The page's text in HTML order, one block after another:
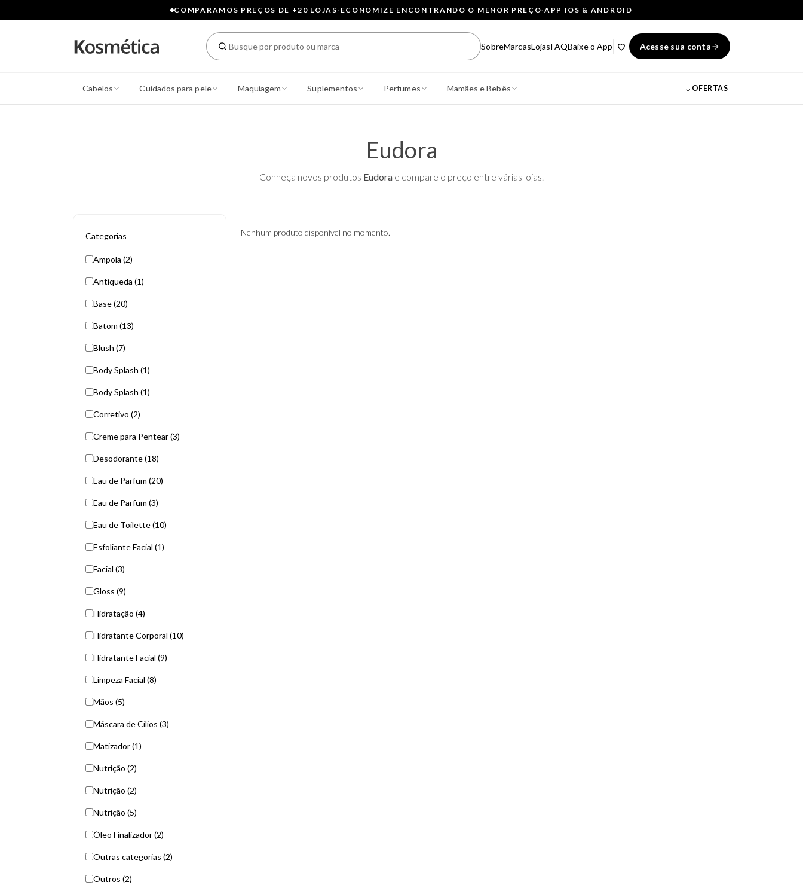
COMPARAMOS PREÇOS DE +20 LOJAS· ECONOMIZE ENCONTRANDO O MENOR PREÇO·APP IOS & ANDROID
SobreMarcasLojasFAQBaixe o App Acesse sua conta
Cabelos Cuidados para pele Maquiagem Suplementos Perfumes Mamães e Bebês OFERTAS
Eudora
Conheça novos produtos Eudora e compare o preço entre várias lojas.
Categorias
Ampola (2)
Antiqueda (1)
Base (20)
Batom (13)
Blush (7)
Body Splash (1)
Body Splash (1)
Corretivo (2)
Creme para Pentear (3)
Desodorante (18)
Eau de Parfum (20)
Eau de Parfum (3)
Eau de Toilette (10)
Esfoliante Facial (1)
Facial (3)
Gloss (9)
Hidratação (4)
Hidratante Corporal (10)
Hidratante Facial (9)
Limpeza Facial (8)
Mãos (5)
Máscara de Cílios (3)
Matizador (1)
Nutrição (2)
Nutrição (2)
Nutrição (5)
Óleo Finalizador (2)
Outras categorias (2)
Outros (2)
Nenhum produto disponível no momento.